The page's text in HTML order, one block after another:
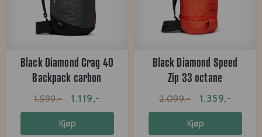
Black Diamond Crag 40
Backpack carbon
1.599,- 1.119,-
Kjøp
Black Diamond Speed
Zip 33 octane
2.099,- 1.359,-
Kjøp